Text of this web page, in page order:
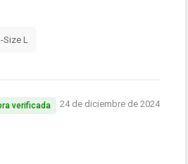
L
verificada 24 de diciembre de 2024